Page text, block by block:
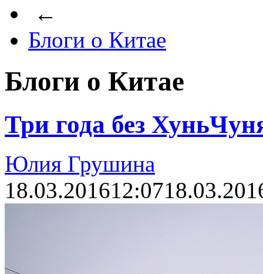
←
Блоги о Китае
Блоги о Китае
Три года без
Юлия Грушина
18.03.201612:07